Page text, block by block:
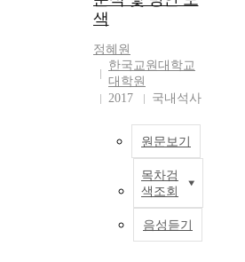
색
정혜원
한국교원대학교
대학원
2017
국내석사
원문보기
목차검
색조회
음성듣기